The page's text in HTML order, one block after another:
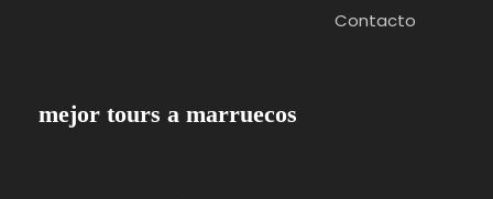
Contacto
mejor tours a marruecos